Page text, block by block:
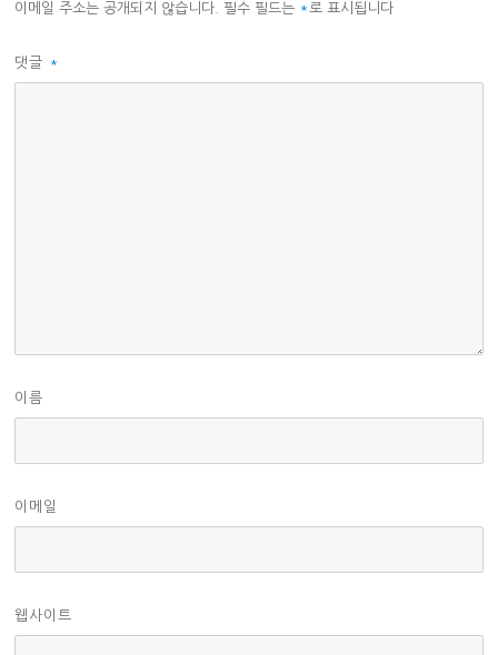
이메일 주소는 공개되지 않습니다. 필수 필드는 *로 표시됩니다
댓글 *
이름
이메일
웹사이트